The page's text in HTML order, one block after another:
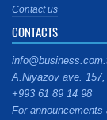
Contact us
CONTACTS
A.Niyazov ave.
+993 61 89 14 98
For